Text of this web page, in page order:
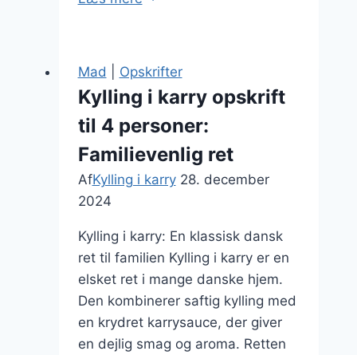
sesamolie
–
en
asiatisk
Mad Opskrifter
Kylling i karry opskrift
til 4 personer:
Familievenlig ret
AfKylling i karry 28. december
2024
Kylling i karry: En klassisk dansk
ret til familien Kylling i karry er en
elsket ret i mange danske hjem.
Den kombinerer saftig kylling med
en krydret karrysauce, der giver
en dejlig smag og aroma. Retten